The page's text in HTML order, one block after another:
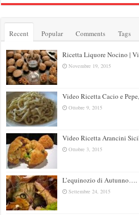
Recent Popular Comments Tags
Ricetta Liquore Nocino |
Novembre 19, 2015
Video Ricetta Cacio e
Ottobre 9, 2015
Video Ricetta Arancini
Ottobre 3, 2015
L’equinozio di Autunno….
Settembre 24, 2015